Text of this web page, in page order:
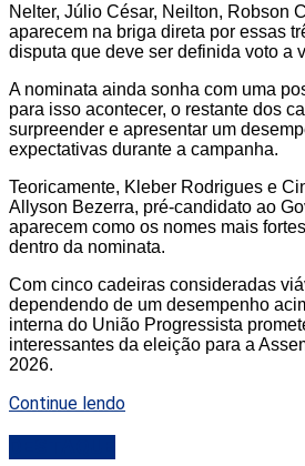
Nelter, Júlio César, Neilton, Robson
aparecem na briga direta por essas
disputa que deve ser definida voto a
A nominata ainda sonha com uma
para isso acontecer, o restante dos
surpreender e apresentar um
expectativas durante a campanha.
Teoricamente, Kleber Rodrigues e
Allyson Bezerra, pré-candidato ao
aparecem como os nomes mais
dentro da nominata.
Com cinco cadeiras consideradas
dependendo de um desempenho
interna do União Progressista
interessantes da eleição para a
2026.
Continue lendo